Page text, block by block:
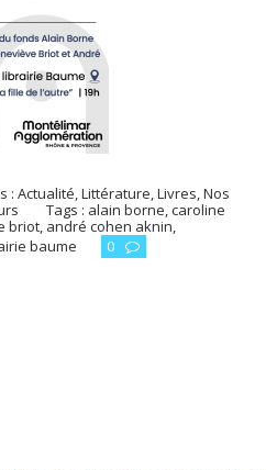
:Actualité,Littérature,Livres,Nos
Tags : alain borne,caroline
briot, andré cohen aknin,
baume 0